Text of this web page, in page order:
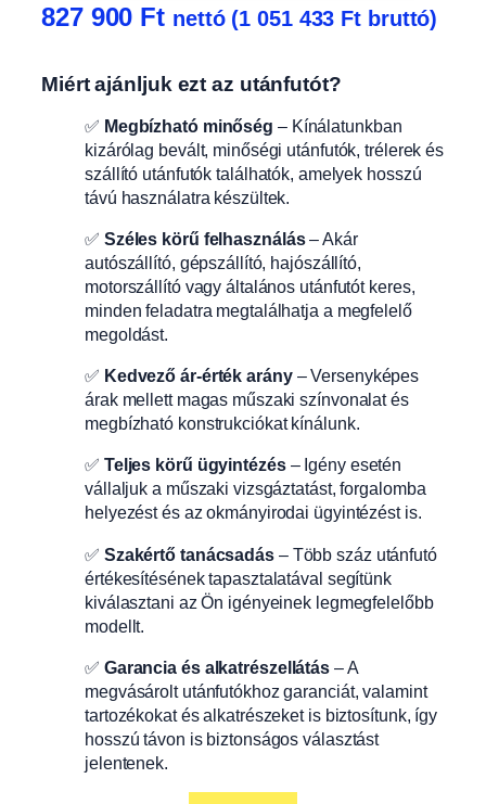
827 900 Ft nettó (1 051 433 Ft bruttó)
Miért ajánljuk ezt az utánfutót?
✅ Megbízható minőség – Kínálatunkban
kizárólag bevált, minőségi utánfutók, trélerek és
szállító utánfutók találhatók, amelyek hosszú
távú használatra készültek.
✅ Széles körű felhasználás– Akár
autószállító, gépszállító, hajószállító,
motorszállító vagy általános utánfutót keres,
minden feladatra megtalálhatja a megfelelő
megoldást.
✅ Kedvező ár-érték arány– Versenyképes
árak mellett magas műszaki színvonalat és
megbízható konstrukciókat kínálunk.
✅ Teljes körű ügyintézés– Igény esetén
vállaljuk a műszaki vizsgáztatást, forgalomba
helyezést és az okmányirodai ügyintézést is.
✅ Szakértő tanácsadás– Több száz utánfutó
értékesítésének tapasztalatával segítünk
kiválasztani az Ön igényeinek legmegfelelőbb
modellt.
✅ Garancia és alkatrészellátás – A
megvásárolt utánfutókhoz garanciát, valamint
tartozékokat és alkatrészeket is biztosítunk, így
hosszú távon is biztonságos választást
jelentenek.